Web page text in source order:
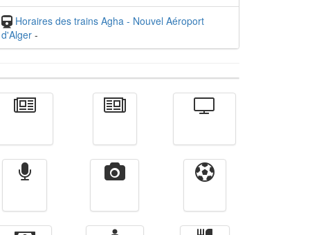
Horaires des trains Agha - Nouvel Aéroport
d'Alger -